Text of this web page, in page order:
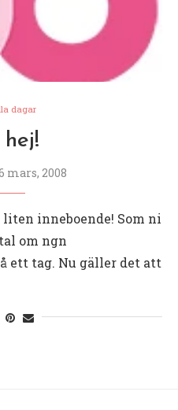
dagar
hej!
mars, 2008
inneboende! Som ni
om ngn
tag. Nu gäller det att